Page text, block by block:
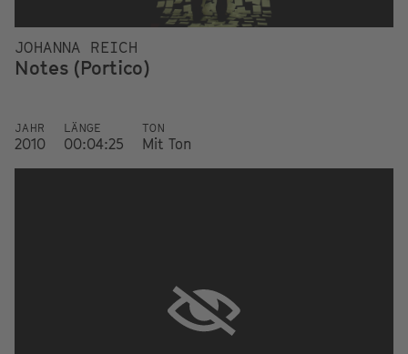
JOHANNA REICH
Notes (Portico)
JAHR
2010
LÄNGE
00:04:25
TON
Mit Ton